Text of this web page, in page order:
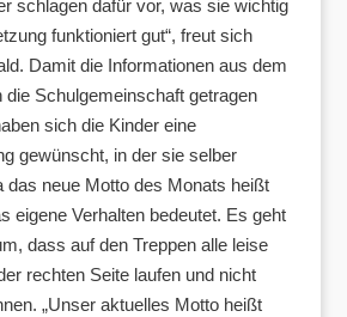
schlagen dafür vor, was sie wichtig
funktioniert gut“, freut sich
Damit die Informationen aus dem
die Schulgemeinschaft getragen
sich die Kinder eine
gewünscht, in der sie selber
das neue Motto des Monats heißt
eigene Verhalten bedeutet. Es geht
dass auf den Treppen alle leise
rechten Seite laufen und nicht
„Unser aktuelles Motto heißt